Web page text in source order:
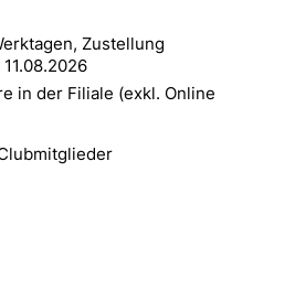
Zustellung
11.08.2026
in der Filiale (exkl. Online